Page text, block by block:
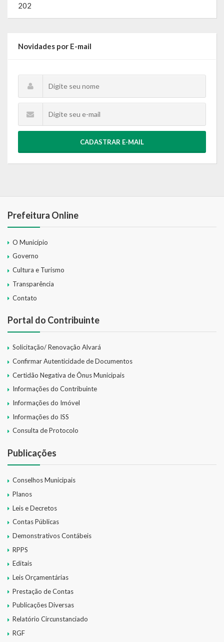
202
Novidades por E-mail
CADASTRAR E-MAIL
Prefeitura Online
O Município
Governo
Cultura e Turismo
Transparência
Contato
Portal do Contribuinte
Solicitação/ Renovação Alvará
Confirmar Autenticidade de Documentos
Certidão Negativa de Ônus Municipais
Informações do Contribuinte
Informações do Imóvel
Informações do ISS
Consulta de Protocolo
Publicações
Conselhos Municipais
Planos
Leis e Decretos
Contas Públicas
Demonstrativos Contábeis
RPPS
Editais
Leis Orçamentárias
Prestação de Contas
Publicações Diversas
Relatório Circunstanciado
RGF